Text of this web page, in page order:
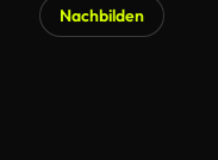
Nachbilden